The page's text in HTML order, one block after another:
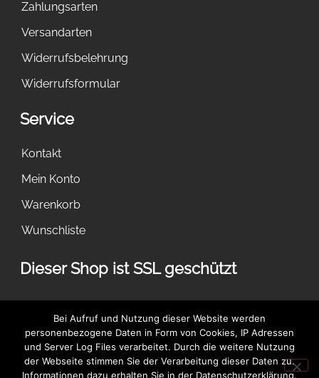
Dies ist ein Demostore zu Testzwecken - es werden keine
Bestellungen ausgeführt.Verwerfen
Zahlungsarten
Versandarten
Widerrufsbelehrung
Widerrufsformular
Service
Kontakt
Mein Konto
Warenkorb
Wunschliste
Dieser Shop ist SSL geschützt
Bei Aufruf und Nutzung dieser Website werden
personenbezogene Daten in Form von Cookies, IP Adressen
und Server Log Files verarbeitet. Durch die weitere Nutzung
der Webseite stimmen Sie der Verarbeitung dieser Daten zu.
Informationen dazu erhalten Sie in der Datenschutzerklärung.